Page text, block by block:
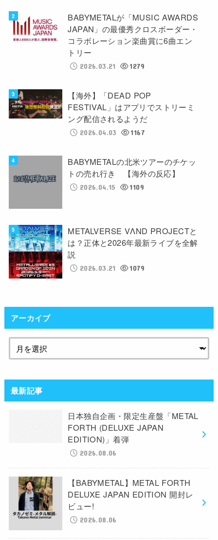
BABYMETALが「MUSIC AWARDS
JAPAN」の最優秀クロスボーダー・
コラボレーション楽曲賞に6曲エン
トリー
2026.03.21 1279
【海外】「DEAD POP
FESTIVAL」はアプリでストリーミ
ング配信されるようだ
2026.04.03 1167
BABYMETALの北米ツアーのチケッ
トの売れ行き 【海外の反応】
2026.04.15 1109
METALVERSE VΛND PROJECTと
は？正体と2026年最新ライブを全解
説
2026.03.21 1079
アーカイブ
最新記事
日本独自企画・限定生産盤「METAL
FORTH (DELUXE JAPAN
EDITION)」着弾
2026.08.06
【BABYMETAL】METAL FORTH
DELUXE JAPAN EDITION 開封レ
ビュー!
2026.08.06